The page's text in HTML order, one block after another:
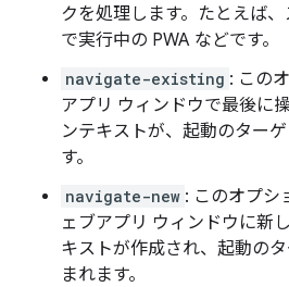
クを処理します。たとえば
で実行中の PWA などです。
navigate-existing : この
アプリ ウィンドウで最後に
ンテキストが、起動のター
す。
navigate-new : このオプシ
ェブアプリ ウィンドウに新
キストが作成され、起動の
まれます。